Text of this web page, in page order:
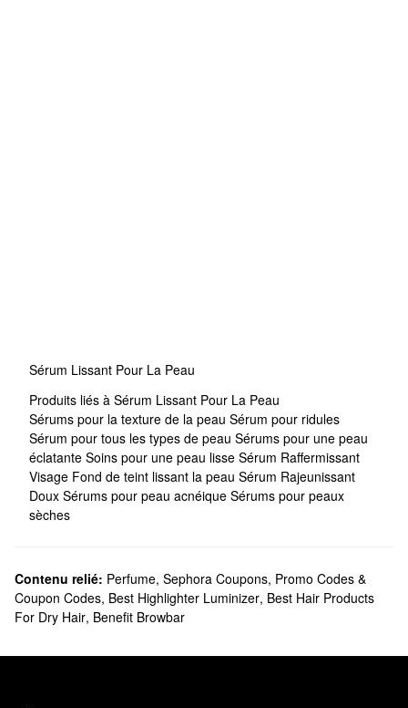
Sérum Lissant Pour La Peau
Produits liés à Sérum Lissant Pour La Peau
Sérums pour la texture de la peau Sérum pour ridules
Sérum pour tous les types de peau Sérums pour une peau
éclatante Soins pour une peau lisse Sérum Raffermissant
Visage Fond de teint lissant la peau Sérum Rajeunissant
Doux Sérums pour peau acnéique Sérums pour peaux
sèches
Contenu relié: Perfume, Sephora Coupons, Promo Codes &
Coupon Codes, Best Highlighter Luminizer, Best Hair Products
For Dry Hair, Benefit Browbar